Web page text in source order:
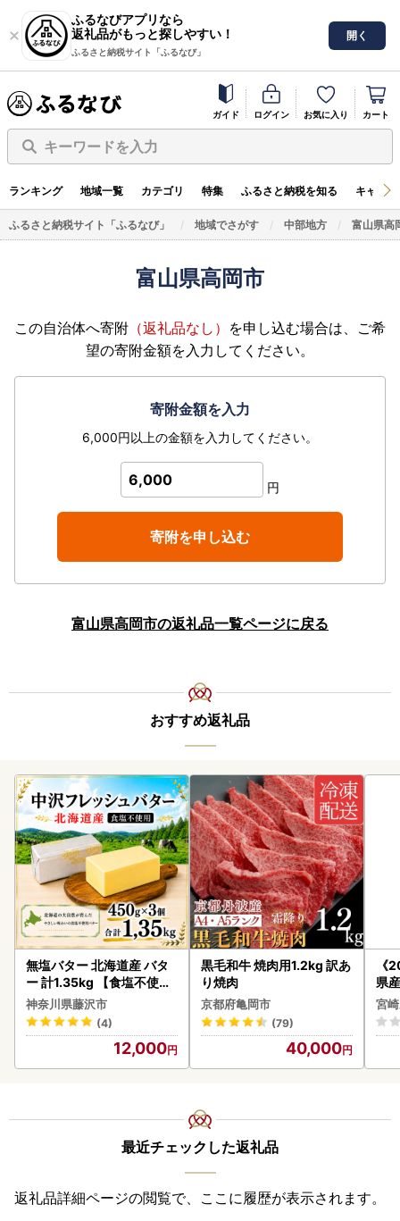
ふるなびアプリなら
返礼品がもっと探しやすい！
ふるさと納税サイト「ふるなび」
開く
ガイド ログイン お気に入り カート
キーワードを入力
ランキング 地域一覧 カテゴリ 特集 ふるさと納税を知る キャン
ふるさと納税サイト「ふるなび」 地域でさがす 中部地方 富山県高
富山県高岡市
この自治体へ寄附 （返礼品なし） を申し込む場合は、ご希
望の寄附金額を入力してください。
寄附金額を入力
6,000円以上の金額を入力してください。
6,000 円
寄附を申し込む
富山県高岡市の返礼品一覧ページに戻る
おすすめ返礼品
無塩バター 北海道産 バタ
ー 計1.35kg 【食塩不使用
】
神奈川県藤沢市
(4)
12,000
黒毛和牛 焼肉用1.2kg 訳あ
り焼肉
京都府亀岡市
(79)
40,000
《
県
セ
宮
最近チェックした返礼品
返礼品詳細ページの閲覧で、ここに履歴が表示されます。